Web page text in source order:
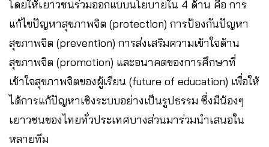
โดยให้เยาวชนร่วมออกแบบนโยบายใน 4 ด้าน คือ การ
แก้ไขปัญหาสุขภาพจิต (protection) การป้องกันปัญหา
สุขภาพจิต (prevention) การส่งเสริมความเข้าใจด้าน
สุขภาพจิต (promotion) และอนาคตของการศึกษาที่
เข้าใจสุขภาพจิตของผู้เรียน (future of education) เพื่อให้
ได้การแก้ปัญหาเชิงระบบอย่างเป็นรูปธรรม ซึ่งมีน้องๆ
เยาวชนของไทยทั่วประเทศบางส่วนมาร่วมนำเสนอใน
หลายทีม